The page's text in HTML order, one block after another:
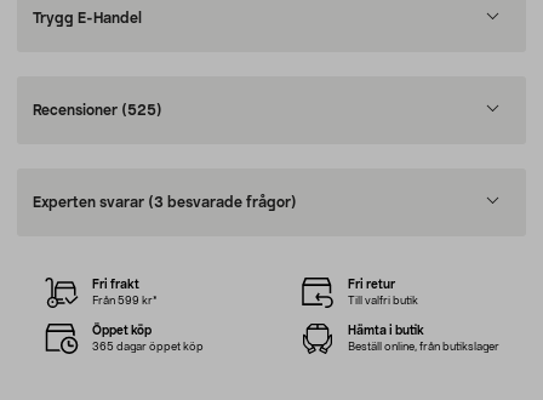
Trygg E-Handel
Recensioner (525)
Experten svarar (3 besvarade frågor)
Fri frakt
Från 599 kr*
Fri retur
Till valfri butik
Öppet köp
365 dagar öppet köp
Hämta i butik
Beställ online, från butikslager